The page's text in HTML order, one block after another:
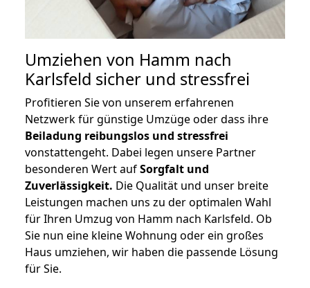
Umziehen von Hamm nach
Karlsfeld sicher und stressfrei
Profitieren Sie von unserem erfahrenen
Netzwerk für günstige Umzüge oder dass ihre
Beiladung reibungslos und stressfrei
vonstattengeht. Dabei legen unsere Partner
besonderen Wert aufSorgfalt und
Zuverlässigkeit. Die Qualität und unser breite
Leistungen machen uns zu der optimalen Wahl
für Ihren Umzug von Hamm nach Karlsfeld. Ob
Sie nun eine kleine Wohnung oder ein großes
Haus umziehen, wir haben die passende Lösung
für Sie.